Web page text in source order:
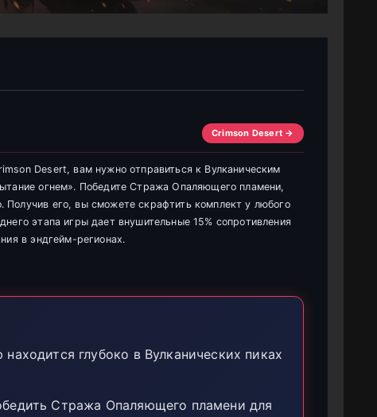
Crimson Desert →
Desert, вам нужно отправиться к Вулканическим
огнем». Победите Стража Опаляющего пламени,
его, вы сможете скрафтить комплект у любого
этапа игры дает внушительные 15% сопротивления
в эндгейм-регионах.
глубоко в Вулканических пиках
Стража Опаляющего пламени для